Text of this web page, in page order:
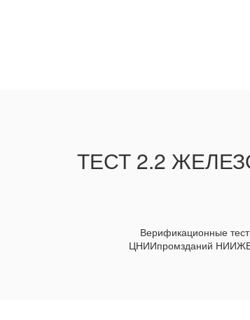
ТЕСТ 2.2
Верификационные
ЦНИИпромзданий НИИЖБ